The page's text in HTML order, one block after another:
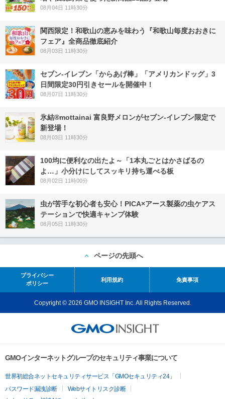
08月04日 11時30分
関西限定！和歌山の恵みを味わう『和歌山毎度おおきに
フェア』全商品徹底紹介
08月03日 11時30分
セブン‐イレブン「からあげ棒」「アメリカンドッグ」3
日間限定30円引きセールを開催中！
08月07日 11時30分
氷結®mottainai 富良野メロンがセブン‐イレブン限定で
新登場！
08月03日 11時30分
100均に便利なの出たよ～「1本丸ごとはかさばるの
よ…」小分けにしてスッキリ持ち運べる板
08月02日 11時00分
虫が苦手な初心者も安心！PICA×アース製薬の虫ケアス
テーションで快適キャンプ体験
08月05日 11時30分
ページの先頭へ
プライバシー
ポリシー
利用規約 免責事項
Copyright © 2026 GMO INSIGHT Inc. All Rights Reserved.
GMOインターネットグループのセキュリティ事業について
世界初総合ネットセキュリティサービス「GMOセキュリティ24」
パスワード漏洩診断
Webサイトリスク診断